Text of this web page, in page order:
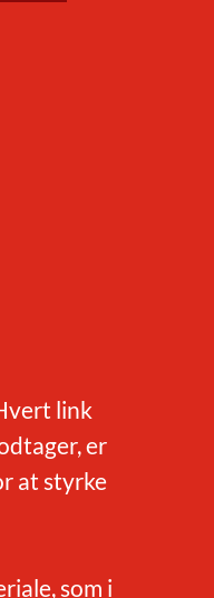
link
er
at styrke
som i